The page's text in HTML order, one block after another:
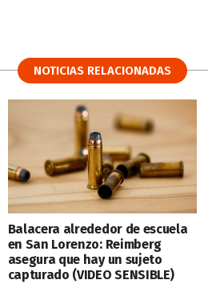
NOTICIAS RELACIONADAS
Balacera alrededor de escuela
en San Lorenzo: Reimberg
asegura que hay un sujeto
capturado (VIDEO SENSIBLE)